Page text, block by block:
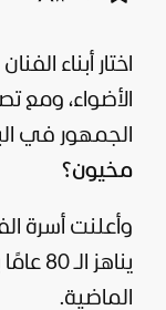
اختار أبناء
الأضواء، ومع
الجمهور في
مخيون؟
وأعلنت أسرة
يناهز
الماضية.